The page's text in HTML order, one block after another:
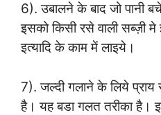
6). उबालने के बाद जो पानी
इसको किसी रसे वाली सब्ज़ी
इत्यादि के काम में लाइये।
7). जल्दी गलाने के लिये प्राय
है। यह बडा गलत तरीका